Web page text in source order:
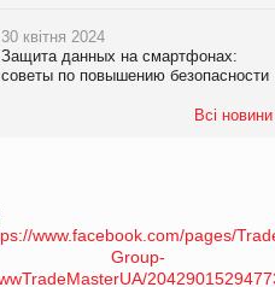
30 квітня 2024
Защита данных на смартфонах:
советы по повышению безопасности
Всі новини